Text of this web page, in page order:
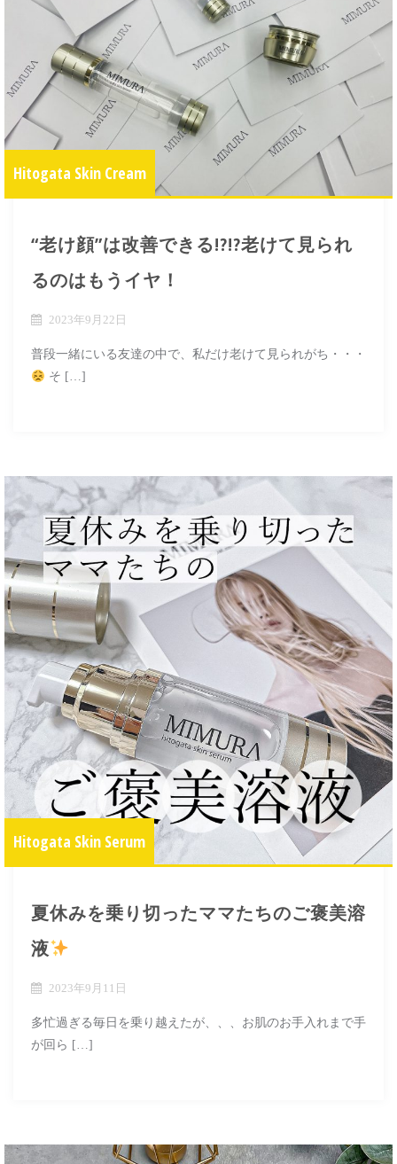
Hitogata Skin Cream
“老け顔”は改善できる!?!?老けて見られ
るのはもうイヤ！
2023年9月22日
普段一緒にいる友達の中で、私だけ老けて見られがち・・・
そ […]
Hitogata Skin Serum
夏休みを乗り切ったママたちのご褒美溶
液
2023年9月11日
多忙過ぎる毎日を乗り越えたが、、、お肌のお手入れまで手
が回ら […]